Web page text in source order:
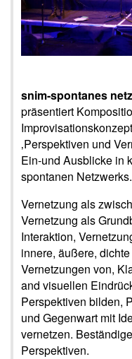
snim-spontanes
präsentiert
‚Perspektiven und
Ein-und Ausblicke in
spontanen Netzwerks.
Vernetzung als
Vernetzung als
Interaktion,
innere, äußere,
Vernetzungen von,
and visuellen
Perspektiven bilden,
und Gegenwart mit
vernetzen.
Perspektiven.